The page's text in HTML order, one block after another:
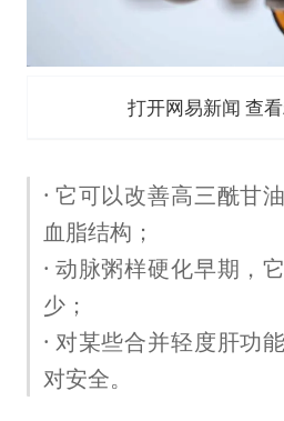
打开网易新闻 查
· 它可以改善高三酰甘
血脂结构；
· 动脉粥样硬化早期，
少；
· 对某些合并轻度肝功
对安全。